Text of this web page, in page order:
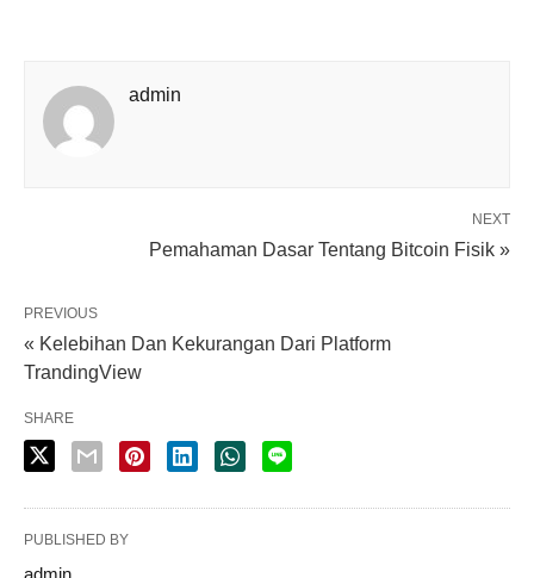
admin
NEXT
Pemahaman Dasar Tentang Bitcoin Fisik »
PREVIOUS
« Kelebihan Dan Kekurangan Dari Platform
TrandingView
SHARE
PUBLISHED BY
admin